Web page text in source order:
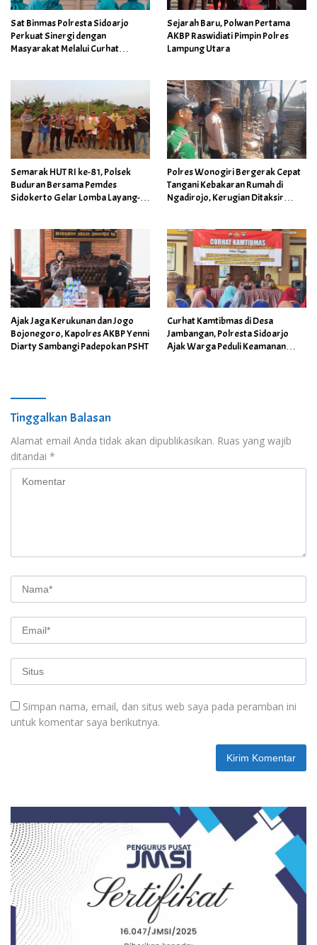
Sat Binmas Polresta Sidoarjo
Perkuat Sinergi dengan
Masyarakat Melalui Curhat
Sejarah Baru, Polwan Pertama
AKBP Raswidiati Pimpin Polres
Lampung Utara
Semarak HUT RI ke-81, Polsek
Buduran Bersama Pemdes
Sidokerto Gelar Lomba Layang-
Polres Wonogiri Bergerak Cepat
Tangani Kebakaran Rumah di
Ngadirojo, Kerugian Ditaksir
Ajak Jaga Kerukunan dan Jogo
Bojonegoro, Kapolres AKBP Yenni
Diarty Sambangi Padepokan PSHT
Curhat Kamtibmas di Desa
Jambangan, Polresta Sidoarjo
Ajak Warga Peduli Keamanan
Tinggalkan Balasan
Alamat email Anda tidak akan dipublikasikan. Ruas yang wajib
ditandai *
Simpan nama, email, dan situs web saya pada peramban ini
untuk komentar saya berikutnya.